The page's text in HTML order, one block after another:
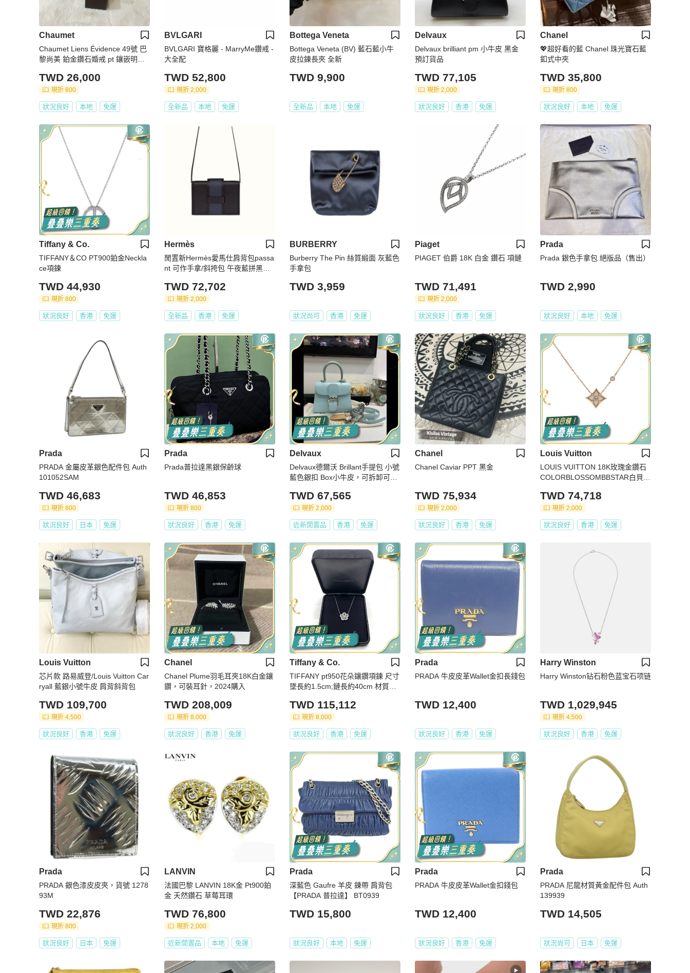
Chaumet
Chaumet Liens Évidence 49號 巴
黎尚美 鉑金鑽石婚戒 pt 鑲嵌明亮
割鑽石，共重0.02克拉 品質：G、
VS等級以上 尺寸：49號、寬度3毫
米 狀況：輕度使用痕跡，細微髮絲
紋 配件：保證書、絨布袋
TWD 26,000
現折 800
狀況良好 本地 免運
BVLGARI
BVLGARI 寶格麗 - MarryMe鑽戒 -
大全配
TWD 52,800
現折 2,000
全新品 本地 免運
Bottega Veneta
Bottega Veneta (BV) 藍石藍小牛
皮拉鍊長夾 全新
TWD 9,900
全新品 本地 免運
Delvaux
Delvaux brilliant pm 小牛皮 黑金
預訂貨品
TWD 77,105
現折 2,000
狀況良好 香港 免運
Chanel
💖超好看的藍 Chanel 珠光寶石藍
釦式中夾
TWD 35,800
現折 800
狀況良好 本地 免運
Tiffany & Co.
TIFFANY＆CO PT900鉑金Neckla
ce項鍊
TWD 44,930
現折 800
狀況良好 香港 免運
Hermès
閒置新Hermès愛馬仕肩背包passa
nt 可作手拿/斜挎包 午夜藍拼黑色
Z刻 塵袋盒子吊牌
TWD 72,702
現折 2,000
全新品 香港 免運
BURBERRY
Burberry The Pin 絲質緞面 灰藍色
手拿包
TWD 3,959
狀況尚可 香港 免運
Piaget
PIAGET 伯爵 18K 白金 鑽石 項鏈
TWD 71,491
現折 2,000
狀況良好 香港 免運
Prada
Prada 銀色手拿包 絕版品（售出）
TWD 2,990
狀況良好 本地 免運
Prada
PRADA 金屬皮革銀色配件包 Auth
101052SAM
TWD 46,683
現折 800
狀況良好 日本 免運
Prada
Prada普拉達黑銀保齡球
TWD 46,853
現折 800
狀況良好 香港 免運
Delvaux
Delvaux德爾沃 Brillant手提包 小號
藍色銀扣 Box小牛皮，可拆卸可調
TWD 67,565
現折 2,000
近新閒置品 香港 免運
Chanel
Chanel Caviar PPT 黑金
TWD 75,934
現折 2,000
狀況良好 香港 免運
Louis Vuitton
LOUIS VUITTON 18K玫瑰金鑽石
COLORBLOSSOMBBSTAR白貝母
TWD 74,718
現折 2,000
狀況良好 香港 免運
Louis Vuitton
芯片款 路易威登/Louis Vuitton Car
ryall 藍銀小號牛皮 肩背斜背包
TWD 109,700
現折 4,500
狀況良好 香港 免運
Chanel
Chanel Plume羽毛耳夾18K白金鑲
鑽，可裝耳針，2024購入
TWD 208,009
現折 8,000
狀況良好 香港 免運
Tiffany & Co.
TIFFANY pt950花朵鑲鑽項鍊 尺寸
墜長約1.5cm;鏈長約40cm 材質：p
TWD 115,112
現折 8,000
狀況良好 香港 免運
Prada
PRADA 牛皮皮革Wallet金扣長錢包
TWD 12,400
狀況良好 香港 免運
Harry Winston
Harry Winston钻石粉色蓝宝石项链
TWD 1,029,945
現折 4,500
狀況良好 香港 免運
Prada
PRADA 銀色漆皮皮夾，貨號 1278
93M
TWD 22,876
現折 800
狀況良好 日本 免運
LANVIN
法國巴黎 LANVIN 18K金 Pt900鉑
金 天然鑽石 草莓耳環
TWD 76,800
現折 2,000
近新閒置品 本地 免運
Prada
深藍色 Gaufre 羊皮 鍊帶 肩背包
【PRADA 普拉達】 BT0939
TWD 15,800
狀況良好 本地 免運
Prada
PRADA 牛皮皮革Wallet金扣錢包
TWD 12,400
狀況良好 香港 免運
Prada
PRADA 尼龍材質黃金配件包 Auth
139939
TWD 14,505
狀況尚可 日本 免運